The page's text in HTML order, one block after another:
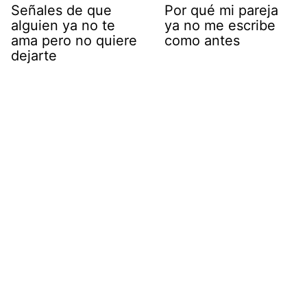
Señales de que
alguien ya no te
ama pero no quiere
dejarte
Por qué mi pareja
ya no me escribe
como antes